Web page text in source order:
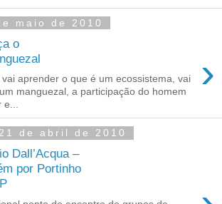
maio de 2010
o
›
aprender o que é um ecossistema, vai
manguezal, a participação do homem
e...
de abril de 2010
Dall’Acqua –
por Portinho